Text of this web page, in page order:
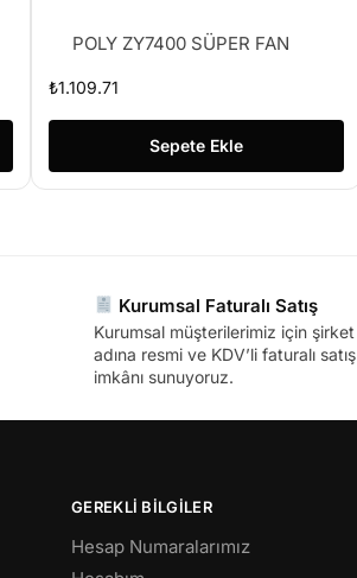
POLY ZY7400 SÜPER FAN
₺1.109.71
Sepete Ekle
Kurumsal Faturalı Satış
Kurumsal müşterilerimiz için şirket
adına resmi ve KDV’li faturalı satış
imkânı sunuyoruz.
GEREKLİ BİLGİLER
Hesap Numaralarımız